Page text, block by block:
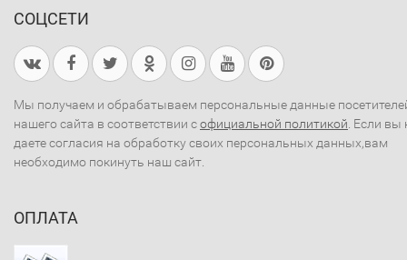
СОЦСЕТИ
Мы получаем и обрабатываем персональные данные
нашего сайта в соответствии софициальной политикой . Если вы
даете согласия на обработку своих персональных данных,вам
необходимо покинуть наш сайт.
ОПЛАТА